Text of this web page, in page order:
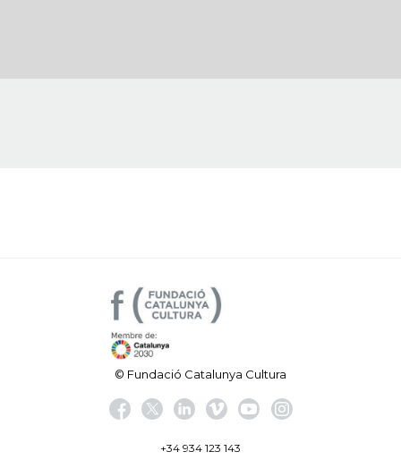
© Fundació Catalunya Cultura
+34 934 123 143